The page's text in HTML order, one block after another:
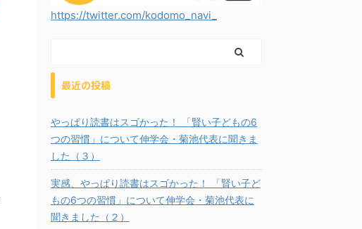
https://twitter.com/kodomo_navi_
最近の投稿
やっぱり読書はスゴかった！ 「賢い子どもの6
つの習慣」について伸学会・菊池代表に聞きま
した（３）
実感、やっぱり読書はスゴかった！ 「賢い子ど
もの6つの習慣」について伸学会・菊池代表に
聞きました（２）